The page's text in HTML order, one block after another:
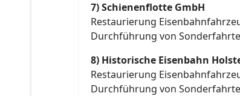
7) Schienenflotte GmbH
Restaurierung
Durchführung von
8) Historische Eisenbahn
Restaurierung
Durchführung von